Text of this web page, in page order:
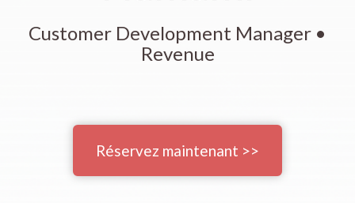
Customer Development Manager •
Revenue
Réservez maintenant >>